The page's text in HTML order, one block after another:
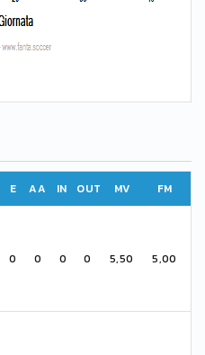
E AA IN OUT MV FM
0 0 0 0 5,50 5,00